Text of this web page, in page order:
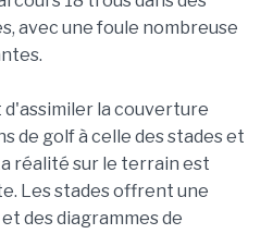
avec une foule nombreuse
la couverture
de golf à celle des stades et
réalité sur le terrain est
Les stades offrent une
des diagrammes de